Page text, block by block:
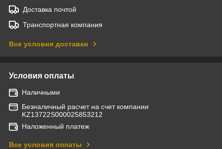
Доставка почтой
Транспортная компания
Все условия доставки
Условия оплаты
Наличными
Безналичный расчет на счет компании
KZ13722S000025853212
Наложенный платеж
Все условия оплаты